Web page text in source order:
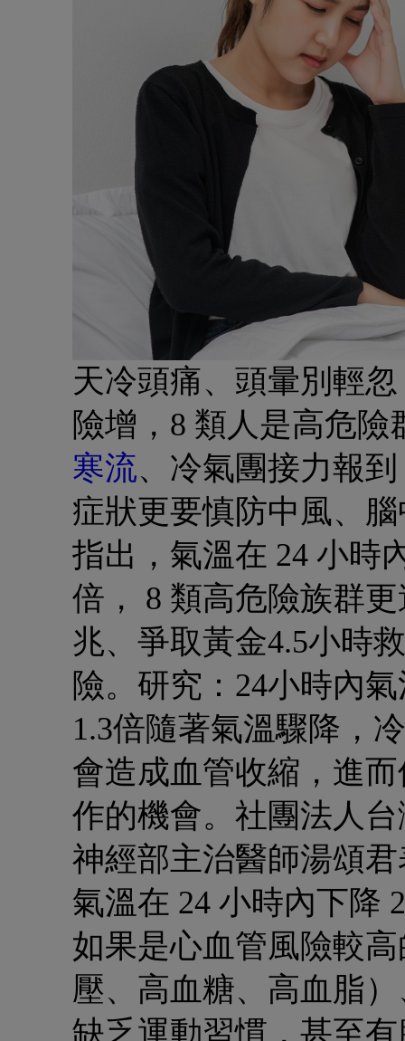
天冷頭痛、頭暈別輕
險增，8 類人是高危險
寒流、冷氣團接力報
症狀更要慎防中風、
指出，氣溫在 24 小時
倍， 8 類高危險族群
兆、爭取黃金4.5小時
險。研究：24小時內
1.3倍隨著氣溫驟降，
會造成血管收縮，進
作的機會。社團法人
神經部主治醫師湯頌
氣溫在 24 小時內下降
如果是心血管風險較
壓、高血糖、高血脂
缺乏運動習慣，甚至